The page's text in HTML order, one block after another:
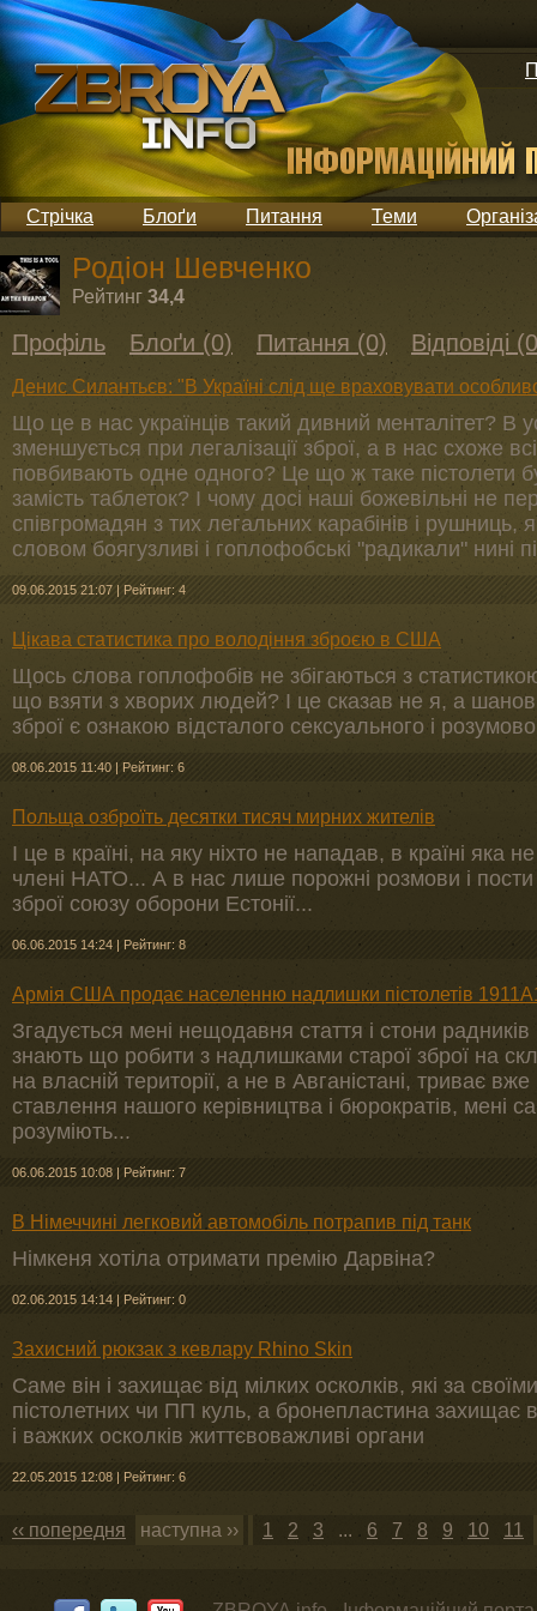
Стрічка Блоґи Питання Теми
Родіон Шевченко
Рейтинг 34,4
Профіль Блоґи (0) Питання (0) Відповіді
Денис Силантьєв: "В Україні слід ще враховувати
Що це в нас українців такий дивний менталітет? В
зменшується при легалізації зброї, а в нас схоже
повбивають одне одного? Це що ж таке пістолети
замість таблеток? І чому досі наші божевільні не
співгромадян з тих легальних карабінів і
словом боягузливі і гоплофобські "радикали" нині
09.06.2015 21:07 | Рейтинг: 4
Цікава статистика про володіння зброєю в США
Щось слова гоплофобів не збігаються з
що взяти з хворих людей? І це сказав не я, а
зброї є ознакою відсталого сексуального і
08.06.2015 11:40 | Рейтинг: 6
Польща озброїть десятки тисяч мирних жителів
І це в країні, на яку ніхто не нападав, в країні яка
члені НАТО... А в нас лише порожні розмови і пости
зброї союзу оборони Естонії...
06.06.2015 14:24 | Рейтинг: 8
Армія США продає населенню надлишки пістолетів
Згадується мені нещодавня стаття і стони
знають що робити з надлишками старої зброї на
на власній території, а не в Авганістані, триває
ставлення нашого керівництва і бюрократів, мені
розуміють...
06.06.2015 10:08 | Рейтинг: 7
В Німеччині легковий автомобіль потрапив під танк
Німкеня хотіла отримати премію Дарвіна?
02.06.2015 14:14 | Рейтинг: 0
Захисний рюкзак з кевлару Rhino Skin
Саме він і захищає від мілких осколків, які за
пістолетних чи ПП куль, а бронепластина захищає
і важких осколків життєвоважливі органи
22.05.2015 12:08 | Рейтинг: 6
‹‹ попередня наступна ›› 1 2 3 ... 6 7 8 9 10 11